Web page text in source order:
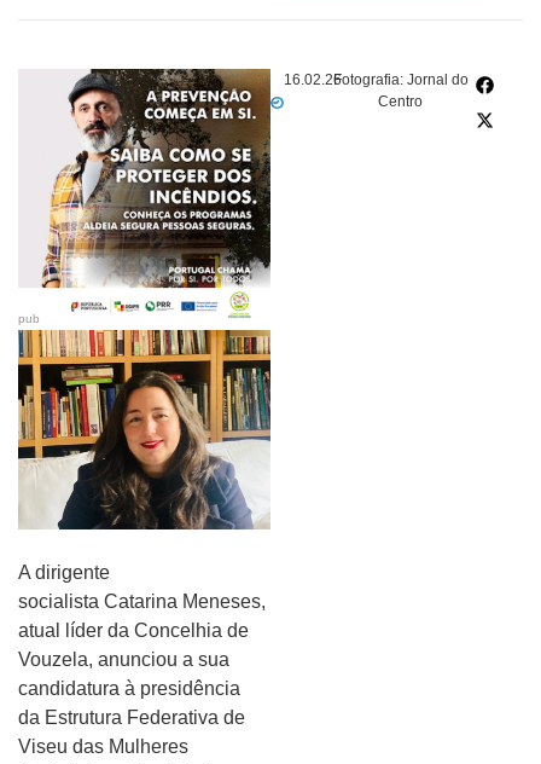
16.02.26Fotografia: Jornal do
Centro
pub
A dirigente
socialista Catarina Meneses,
atual líder da Concelhia de
Vouzela, anunciou a sua
candidatura à presidência
da Estrutura Federativa de
Viseu das Mulheres